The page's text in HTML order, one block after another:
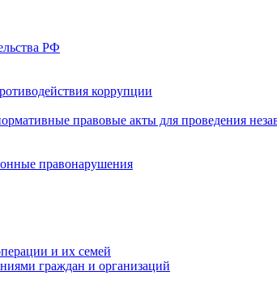
РФ
коррупции
правовые акты для проведения
правонарушения
и их семей
граждан и организаций